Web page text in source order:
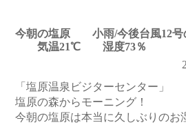
今朝の塩原 小雨/今後台風12号
気温21℃ 湿度73％
「塩原温泉ビジターセンター」
塩原の森からモーニング！
今朝の塩原は本当に久しぶりのお